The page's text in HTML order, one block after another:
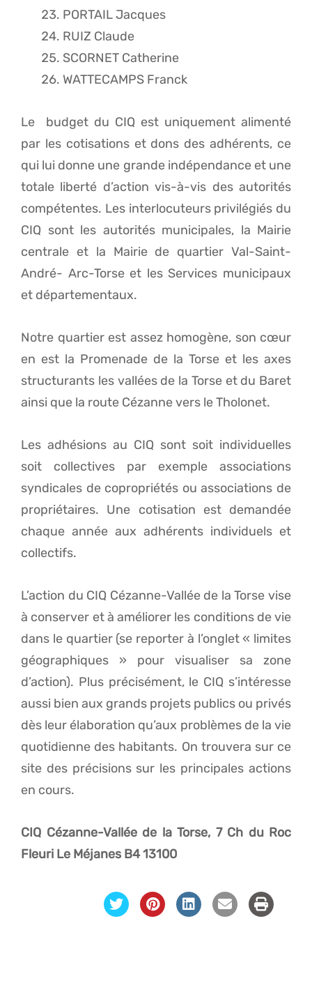
PORTAIL Jacques
RUIZ Claude
SCORNET Catherine
WATTECAMPS Franck
Le budget du CIQ est uniquement alimenté
par les cotisations et dons des adhérents, ce
qui lui donne une grande indépendance et une
totale liberté d’action vis-à-vis des autorités
compétentes. Les interlocuteurs privilégiés du
CIQ sont les autorités municipales, la Mairie
centrale et la Mairie de quartier Val-Saint-
André- Arc-Torse et les Services municipaux
et départementaux.
Notre quartier est assez homogène, son cœur
en est la Promenade de la Torse et les axes
structurants les vallées de la Torse et du Baret
ainsi que la route Cézanne vers le Tholonet.
Les adhésions au CIQ sont soit individuelles
soit collectives par exemple associations
syndicales de copropriétés ou associations de
propriétaires. Une cotisation est demandée
chaque année aux adhérents individuels et
collectifs.
L’action du CIQ Cézanne-Vallée de la Torse vise
à conserver et à améliorer les conditions de vie
dans le quartier (se reporter à l’onglet « limites
géographiques » pour visualiser sa zone
d’action). Plus précisément, le CIQ s’intéresse
aussi bien aux grands projets publics ou privés
dès leur élaboration qu’aux problèmes de la vie
quotidienne des habitants. On trouvera sur ce
site des précisions sur les principales actions
en cours.
CIQ Cézanne-Vallée de la Torse, 7 Ch du Roc
Fleuri Le Méjanes B4 13100